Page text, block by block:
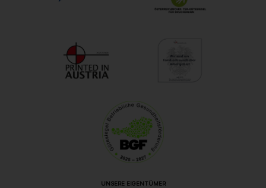
UNSERE EIGENTÜMER